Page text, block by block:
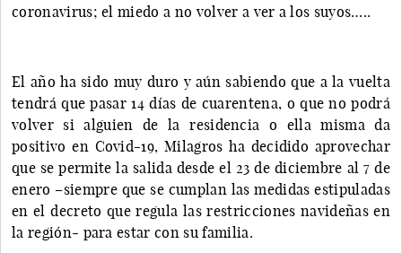
coronavirus; el miedo a no volver a ver a los suyos…..
El año ha sido muy duro y aún sabiendo que a la vuelta
tendrá que pasar 14 días de cuarentena, o que no podrá
volver si alguien de la residencia o ella misma da
positivo en Covid-19, Milagros ha decidido aprovechar
que se permite la salida desde el 23 de diciembre al 7 de
enero –siempre que se cumplan las medidas estipuladas
en el decreto que regula las restricciones navideñas en
la región- para estar con su familia.